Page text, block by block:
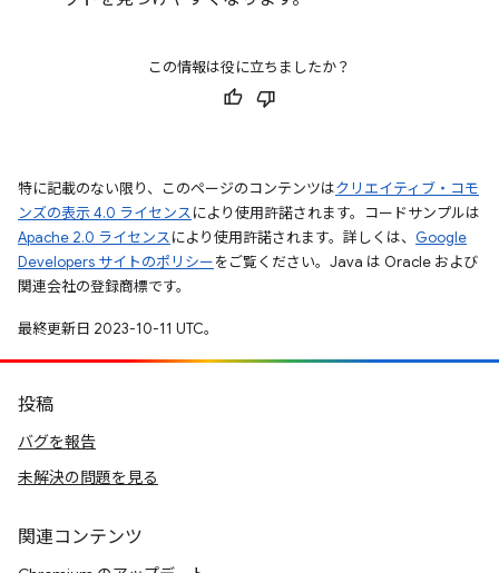
この情報は役に立ちましたか？
特に記載のない限り、このページのコンテンツはクリエイティブ・コモ
ンズの表示 4.0 ライセンスにより使用許諾されます。コードサンプルは
Apache 2.0 ライセンスにより使用許諾されます。詳しくは、 Google
Developers サイトのポリシーをご覧ください。Java は Oracle および
関連会社の登録商標です。
最終更新日 2023-10-11 UTC。
投稿
バグを報告
未解決の問題を見る
関連コンテンツ